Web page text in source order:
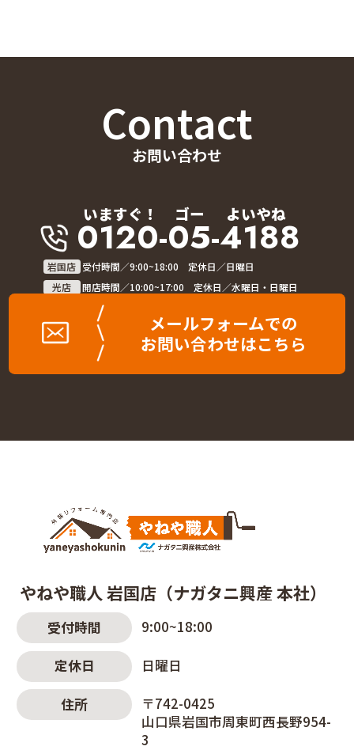
Contact
お問い合わせ
いますぐ！ ゴー よいやね
0120-05-4188
岩国店 受付時間／9:00~18:00 定休日／日曜日
光店
開店時間／10:00~17:00 定休日／水曜日・日曜日
メールフォームでの
お問い合わせはこちら
やねや職人 岩国店（ナガタニ興産 本社）
受付時間 9:00~18:00
定休日 日曜日
住所
〒742-0425
山口県岩国市周東町西長野954-
3